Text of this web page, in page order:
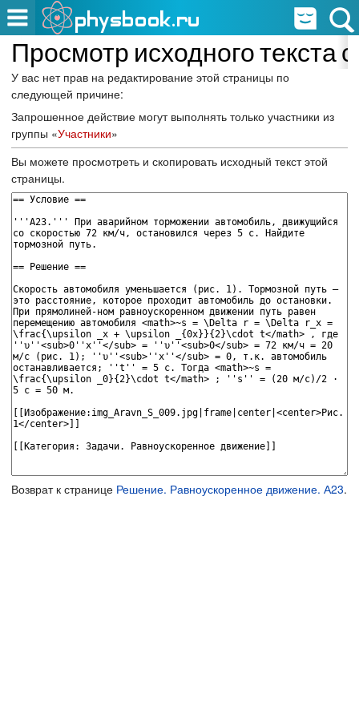
Просмотр исходного
У вас нет прав на редактирование этой страницы по
следующей причине:
Запрошенное действие могут выполнять только участники из
группы «Участники»
Вы можете просмотреть и скопировать исходный текст этой
страницы.
Возврат к странице Решение. Равноускоренное движение. А23.